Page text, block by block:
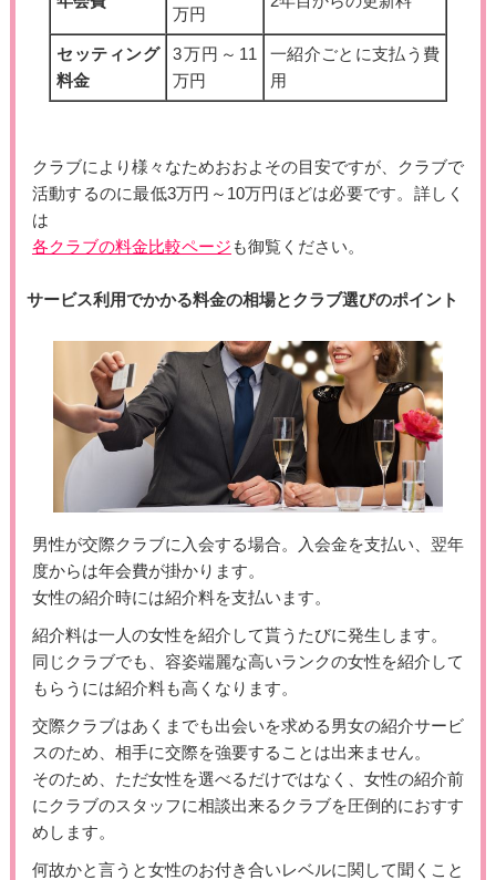
万円
セッティング
料金
3万円～11
万円
一紹介ごとに支払う費
用
クラブにより様々なためおおよその目安ですが、クラブで
活動するのに最低3万円～10万円ほどは必要です。詳しく
は
各クラブの料金比較ページ も御覧ください。
サービス利用でかかる料金の相場とクラブ選びのポイント
男性が交際クラブに入会する場合。入会金を支払い、翌年
度からは年会費が掛かります。
女性の紹介時には紹介料を支払います。
紹介料は一人の女性を紹介して貰うたびに発生します。
同じクラブでも、容姿端麗な高いランクの女性を紹介して
もらうには紹介料も高くなります。
交際クラブはあくまでも出会いを求める男女の紹介サービ
スのため、相手に交際を強要することは出来ません。
そのため、ただ女性を選べるだけではなく、女性の紹介前
にクラブのスタッフに相談出来るクラブを圧倒的におすす
めします。
何故かと言うと女性のお付き合いレベルに関して聞くこと